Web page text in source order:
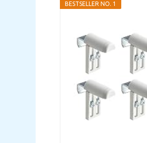
BESTSELLER NO. 1